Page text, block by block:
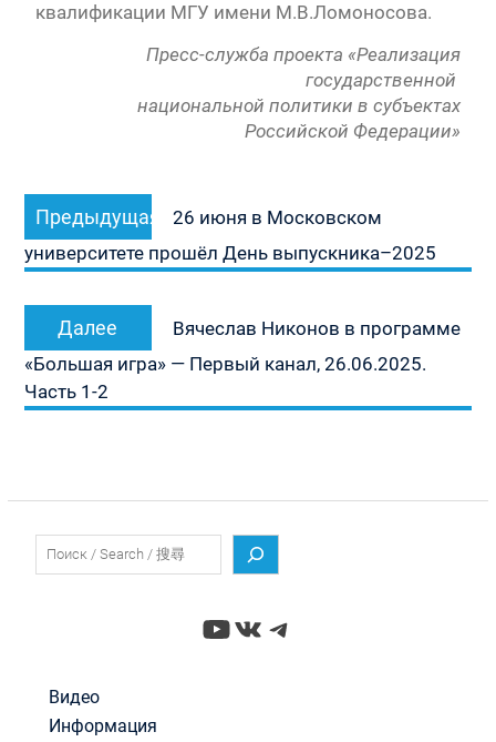
квалификации МГУ имени М.В.Ломоносова.
Пресс-служба проекта «Реализация
государственной
национальной политики в субъектах
Российской Федерации»
Навигация
по
записям
Предыдущая
запись:
26 июня в Московском
университете прошёл День выпускника–2025
Далее
запись:
Вячеслав Никонов в программе
«Большая игра» — Первый канал, 26.06.2025.
Часть 1-2
YouTube
ВКонтакте
Telegram
Видео
Информация